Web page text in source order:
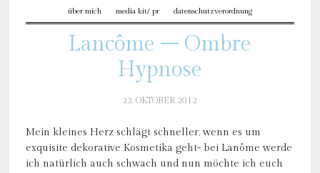
über mich media kit/ pr datenschutzverordnung
Lancôme – Ombre
Hypnose
22. OKTOBER 2012
Mein kleines Herz schlägt schneller, wenn es um
exquisite dekorative Kosmetika geht- bei Lanôme werde
ich natürlich auch schwach und nun möchte ich euch